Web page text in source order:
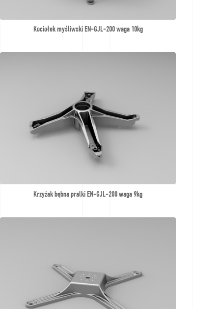
Kociołek myśliwski EN-GJL-200 waga 10kg
Krzyżak bębna pralki EN-GJL-200 waga 9kg